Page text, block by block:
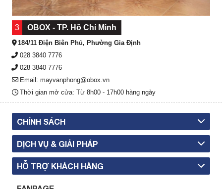
3 OBOX - TP. Hồ Chí Minh
184/11 Điện Biên Phủ, Phường Gia Định
028 3840 7776
028 3840 7776
Email: mayvanphong@obox.vn
Thời gian mở cửa: Từ 8h00 - 17h00 hàng ngày
CHÍNH SÁCH
DỊCH VỤ & GIẢI PHÁP
HỖ TRỢ KHÁCH HÀNG